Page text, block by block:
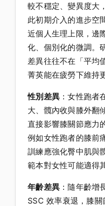
較不穩定、變異度大
此初期介入的進步空
近個人生理上限，邊
化、個別化的微調。
差異往往不在「平
菁英能在疲勞下維持
性別差異 ：女性跑者
大、髖內收與膝外翻
直接影響膝關節應力
例如女性跑者的膝前
訓練應強化臀中肌與
範本對女性可能適得
年齡差異 ：隨年齡增
SSC 效率衰退，膝